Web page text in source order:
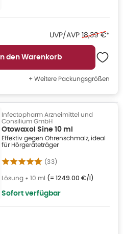
UVP/AVP Ehemaliger
18,39 €*
In den Warenkorb
+ Weitere Packungsgrößen
Infectopharm Arzneimittel und
Consilium GmbH
Otowaxol Sine 10 ml
Effektiv gegen Ohrenschmalz, ideal
für Hörgeräteträger
(33)
Lösung • 10 ml (= 1249.00 €/l)
Sofort verfügbar